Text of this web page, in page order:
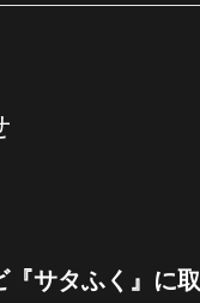
サタふく』に